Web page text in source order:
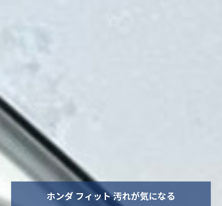
ホンダ フィット 汚れが気になる